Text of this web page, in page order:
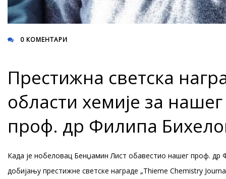
0 КОМЕНТАРИ
Престижна светска
области хемије за
проф. др Филипа
Када је нобеловац Бенџамин Лист обавестио нашег проф. др
добијању престижне светске награде „Thieme Chemistry